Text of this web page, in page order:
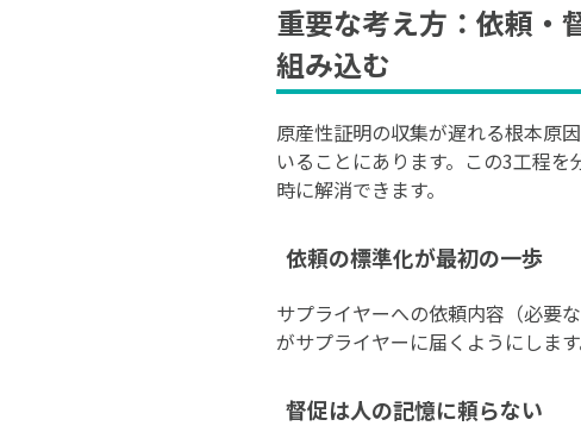
重要な考え方：依頼・
組み込む
原産性証明の収集が遅れる根本原
いることにあります。この3工程
時に解消できます。
依頼の標準化が最初の一歩
サプライヤーへの依頼内容（必要
がサプライヤーに届くようにしま
督促は人の記憶に頼らない